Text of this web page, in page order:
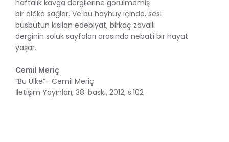
haftalık kavga dergilerine görülmemiş
bir alâka sağlar. Ve bu hayhuy içinde, sesi
büsbütün kısılan edebiyat, birkaç zavallı
derginin soluk sayfaları arasında nebatî bir hayat
yaşar.
Cemil Meriç
“Bu Ülke”- Cemil Meriç
İletişim Yayınları, 38. baskı, 2012, s.102